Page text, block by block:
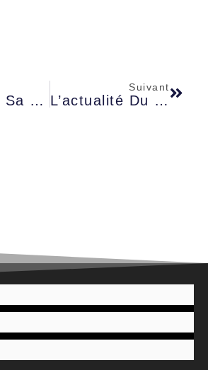
Optimiser Sa Journée: Astuces Pour Un Calendrier Qui Booste L’efficacité
Suivant
L’actualité Du Jour : Décryptage Des Nouvelles Surprenantes Qui Bousculent Le Quotidien